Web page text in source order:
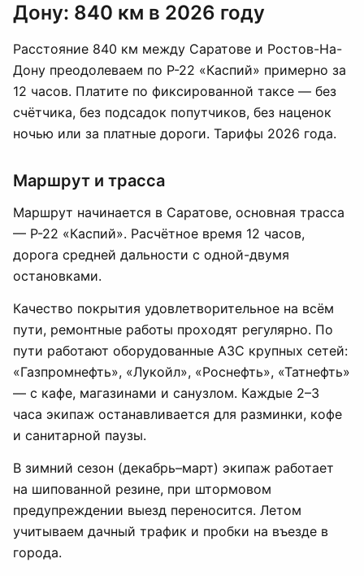
Дону: 840 км в 2026 году
Расстояние 840 км между Саратове и Ростов-На-
Дону преодолеваем по Р-22 «Каспий» примерно за
12 часов. Платите по фиксированной таксе — без
счётчика, без подсадок попутчиков, без наценок
ночью или за платные дороги. Тарифы 2026 года.
Маршрут и трасса
Маршрут начинается в Саратове, основная трасса
— Р-22 «Каспий». Расчётное время 12 часов,
дорога средней дальности с одной-двумя
остановками.
Качество покрытия удовлетворительное на всём
пути, ремонтные работы проходят регулярно. По
пути работают оборудованные АЗС крупных сетей:
«Газпромнефть», «Лукойл», «Роснефть», «Татнефть»
— с кафе, магазинами и санузлом. Каждые 2–3
часа экипаж останавливается для разминки, кофе
и санитарной паузы.
В зимний сезон (декабрь–март) экипаж работает
на шипованной резине, при штормовом
предупреждении выезд переносится. Летом
учитываем дачный трафик и пробки на въезде в
города.